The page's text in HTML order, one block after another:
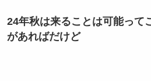
24年秋は来ることは可能って
があればだけど